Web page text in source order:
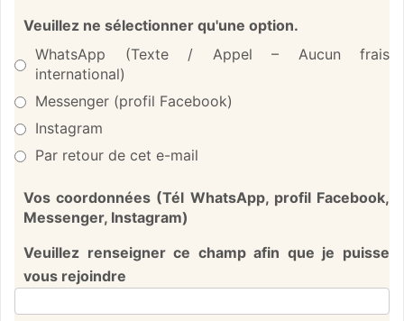
Veuillez ne sélectionner qu'une option.
WhatsApp (Texte / Appel – Aucun frais
international)
Messenger (profil Facebook)
Instagram
Par retour de cet e-mail
Vos coordonnées (Tél WhatsApp, profil Facebook,
Messenger, Instagram)
Veuillez renseigner ce champ afin que je puisse
vous rejoindre